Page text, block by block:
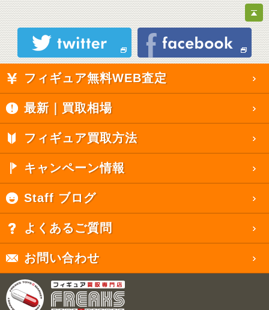
フィギュア無料WEB査定
最新｜買取相場
フィギュア買取方法
キャンペーン情報
Staff ブログ
よくあるご質問
お問い合わせ